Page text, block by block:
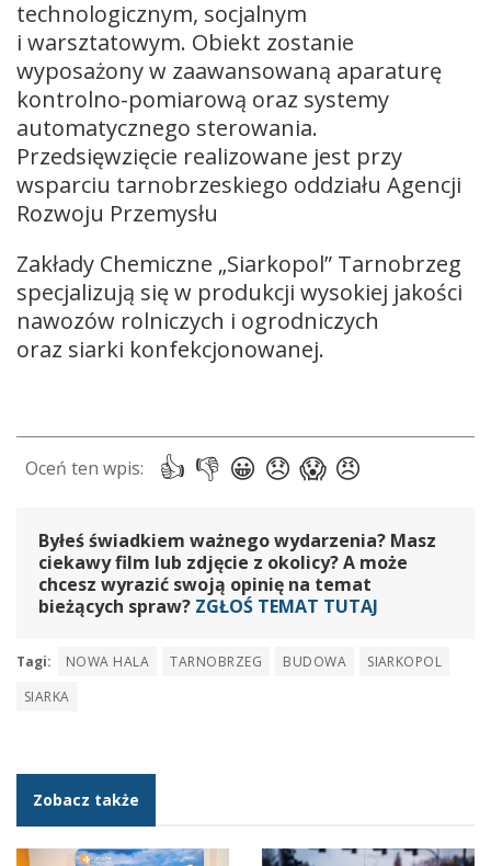
technologicznym, socjalnym
i warsztatowym. Obiekt zostanie
wyposażony w zaawansowaną aparaturę
kontrolno-pomiarową oraz systemy
automatycznego sterowania.
Przedsięwzięcie realizowane jest przy
wsparciu tarnobrzeskiego oddziału Agencji
Rozwoju Przemysłu
Zakłady Chemiczne „Siarkopol” Tarnobrzeg
specjalizują się w produkcji wysokiej jakości
nawozów rolniczych i ogrodniczych
oraz siarki konfekcjonowanej.
Byłeś świadkiem ważnego wydarzenia? Masz
ciekawy film lub zdjęcie z okolicy? A może
chcesz wyrazić swoją opinię na temat
bieżących spraw? ZGŁOŚ TEMAT TUTAJ
Tagi: NOWA HALA TARNOBRZEG BUDOWA
SIARKOPOL
SIARKA
Zobacz także